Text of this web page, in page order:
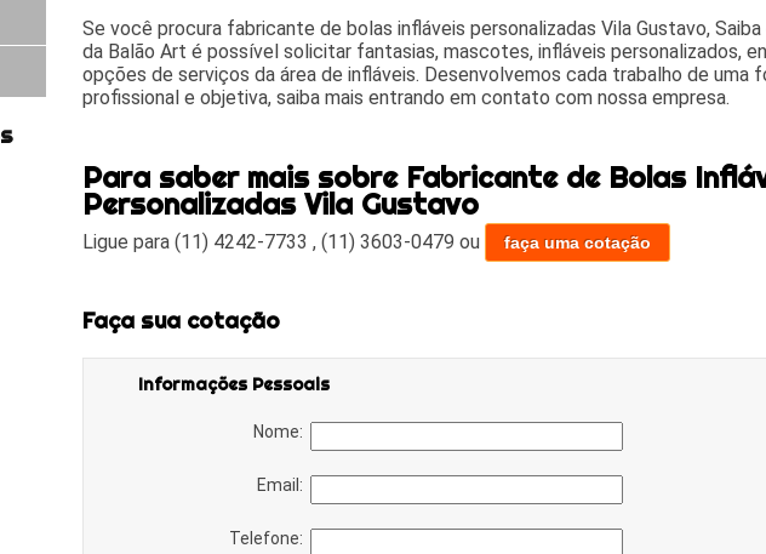
Se você procura fabricante de bolas infláveis personalizadas Vila Gustavo,
da Balão Art é possível solicitar fantasias, mascotes, infláveis personalizados,
opções de serviços da área de infláveis. Desenvolvemos cada trabalho de uma
profissional e objetiva, saiba mais entrando em contato com nossa empresa.
Para saber mais sobre Fabricante de Bolas
Personalizadas Vila Gustavo
Ligue para (11) 4242-7733 , (11) 3603-0479 ou faça uma cotação
Faça sua cotação
Informações Pessoais
Nome:
Email:
Telefone: